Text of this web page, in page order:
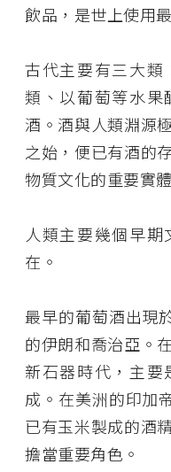
飲品，是世上使用
古代主要有三大類
類、以葡萄等水果
酒。酒與人類淵源
之始，便已有酒的
物質文化的重要實
人類主要幾個早
在。
最早的葡萄酒出現
的伊朗和喬治亞。
新石器時代，主
成。在美洲的印加
已有玉米製成的酒
擔當重要角色。